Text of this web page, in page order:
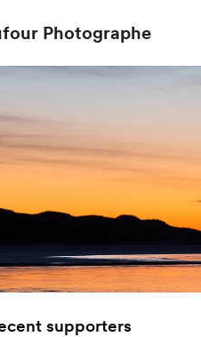
Photographe
supporters